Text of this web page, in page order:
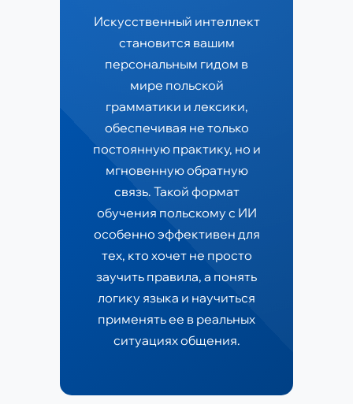
Искусственный интеллект
становится вашим
персональным гидом в
мире польской
грамматики и лексики,
обеспечивая не только
постоянную практику, но и
мгновенную обратную
связь. Такой формат
обучения польскому с ИИ
особенно эффективен для
тех, кто хочет не просто
заучить правила, а понять
логику языка и научиться
применять ее в реальных
ситуациях общения.